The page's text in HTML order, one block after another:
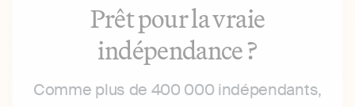
Prêt pour la vraie
indépendance ?
Comme plus de 400 000 indépendants,